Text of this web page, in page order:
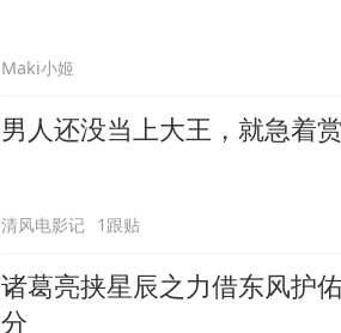
Maki小姬
男人还没当上大王，就急着
清风电影记 1跟贴
诸葛亮挟星辰之力借东风护
分